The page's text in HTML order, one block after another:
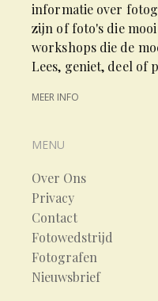
informatie over
zijn of foto's die
workshops die de
Lees, geniet, deel of
MEER INFO
MENU
Over Ons
Privacy
Contact
Fotowedstrijd
Fotografen
Nieuwsbrief